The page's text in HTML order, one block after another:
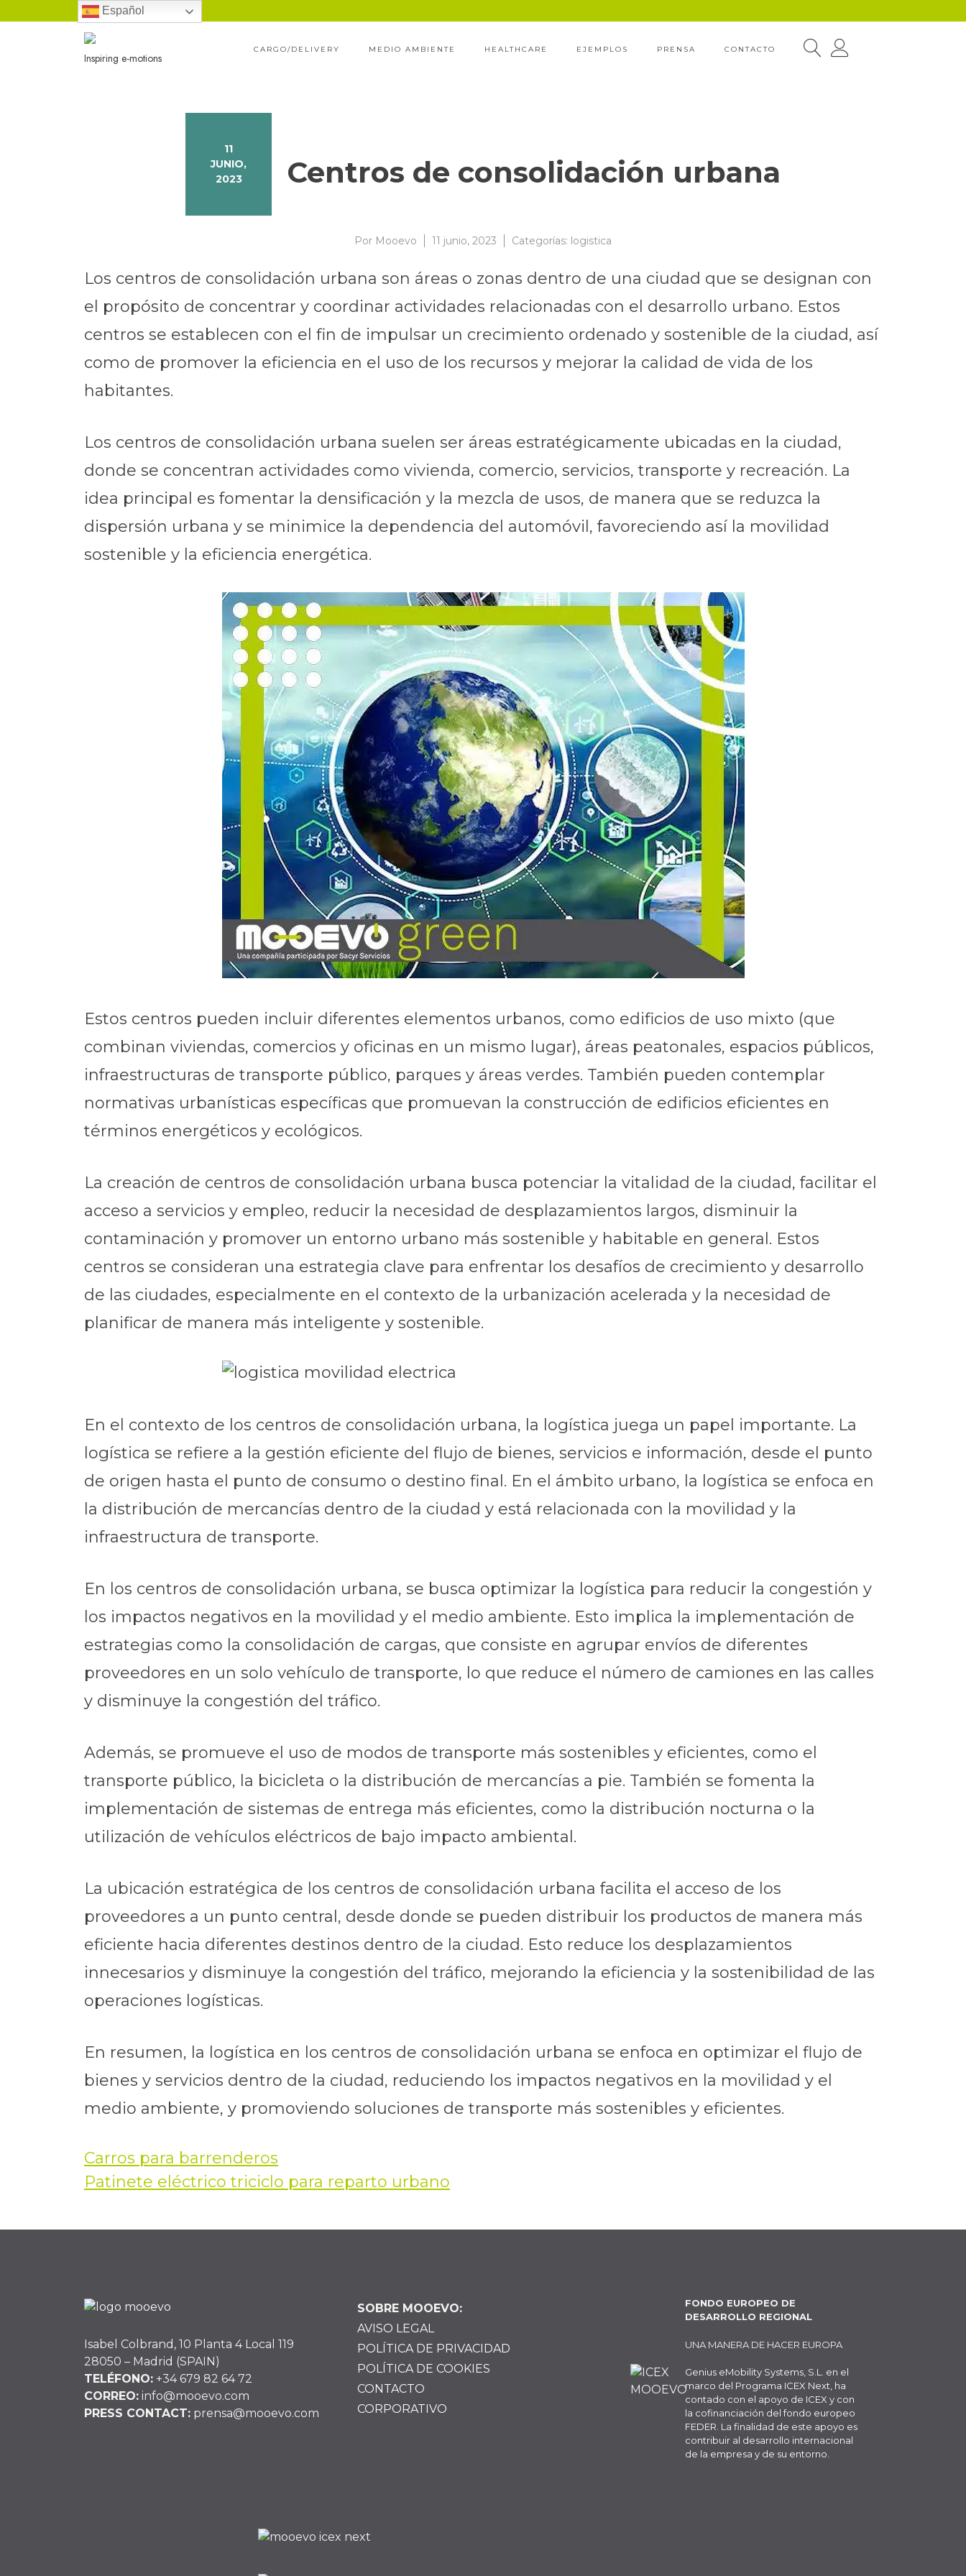
Inspiring e-motions
CARGO/DELIVERY MEDIO AMBIENTE HEALTHCARE EJEMPLOS PRENSA CONTACTO
11
JUNIO,
2023
Centros de consolidación urbana
Por Mooevo 11 junio, 2023 Categorías: logistica
Los centros de consolidación urbana son áreas o zonas dentro de una ciudad que se designan con
el propósito de concentrar y coordinar actividades relacionadas con el desarrollo urbano. Estos
centros se establecen con el fin de impulsar un crecimiento ordenado y sostenible de la ciudad, así
como de promover la eficiencia en el uso de los recursos y mejorar la calidad de vida de los
habitantes.
Los centros de consolidación urbana suelen ser áreas estratégicamente ubicadas en la ciudad,
donde se concentran actividades como vivienda, comercio, servicios, transporte y recreación. La
idea principal es fomentar la densificación y la mezcla de usos, de manera que se reduzca la
dispersión urbana y se minimice la dependencia del automóvil, favoreciendo así la movilidad
sostenible y la eficiencia energética.
Estos centros pueden incluir diferentes elementos urbanos, como edificios de uso mixto (que
combinan viviendas, comercios y oficinas en un mismo lugar), áreas peatonales, espacios públicos,
infraestructuras de transporte público, parques y áreas verdes. También pueden contemplar
normativas urbanísticas específicas que promuevan la construcción de edificios eficientes en
términos energéticos y ecológicos.
La creación de centros de consolidación urbana busca potenciar la vitalidad de la ciudad, facilitar el
acceso a servicios y empleo, reducir la necesidad de desplazamientos largos, disminuir la
contaminación y promover un entorno urbano más sostenible y habitable en general. Estos
centros se consideran una estrategia clave para enfrentar los desafíos de crecimiento y desarrollo
de las ciudades, especialmente en el contexto de la urbanización acelerada y la necesidad de
planificar de manera más inteligente y sostenible.
En el contexto de los centros de consolidación urbana, la logística juega un papel importante. La
logística se refiere a la gestión eficiente del flujo de bienes, servicios e información, desde el punto
de origen hasta el punto de consumo o destino final. En el ámbito urbano, la logística se enfoca en
la distribución de mercancías dentro de la ciudad y está relacionada con la movilidad y la
infraestructura de transporte.
En los centros de consolidación urbana, se busca optimizar la logística para reducir la congestión y
los impactos negativos en la movilidad y el medio ambiente. Esto implica la implementación de
estrategias como la consolidación de cargas, que consiste en agrupar envíos de diferentes
proveedores en un solo vehículo de transporte, lo que reduce el número de camiones en las calles
y disminuye la congestión del tráfico.
Además, se promueve el uso de modos de transporte más sostenibles y eficientes, como el
transporte público, la bicicleta o la distribución de mercancías a pie. También se fomenta la
implementación de sistemas de entrega más eficientes, como la distribución nocturna o la
utilización de vehículos eléctricos de bajo impacto ambiental.
La ubicación estratégica de los centros de consolidación urbana facilita el acceso de los
proveedores a un punto central, desde donde se pueden distribuir los productos de manera más
eficiente hacia diferentes destinos dentro de la ciudad. Esto reduce los desplazamientos
innecesarios y disminuye la congestión del tráfico, mejorando la eficiencia y la sostenibilidad de las
operaciones logísticas.
En resumen, la logística en los centros de consolidación urbana se enfoca en optimizar el flujo de
bienes y servicios dentro de la ciudad, reduciendo los impactos negativos en la movilidad y el
medio ambiente, y promoviendo soluciones de transporte más sostenibles y eficientes.
Navegación
Carros para barrenderos
Patinete eléctrico triciclo para reparto urbano
Isabel Colbrand, 10 Planta 4 Local 119
28050 – Madrid (SPAIN)
TELÉFONO: +34 679 82 64 72
CORREO: info@mooevo.com
PRESS CONTACT: prensa@mooevo.com
SOBRE MOOEVO:
AVISO LEGAL
POLÍTICA DE PRIVACIDAD
POLÍTICA DE COOKIES
CONTACTO
CORPORATIVO
FONDO EUROPEO DE
DESARROLLO REGIONAL
UNA MANERA DE HACER EUROPA
Genius eMobility Systems, S.L. en el
marco del Programa ICEX Next, ha
contado con el apoyo de ICEX y con
la cofinanciación del fondo europeo
FEDER. La finalidad de este apoyo es
contribuir al desarrollo internacional
de la empresa y de su entorno.
Español